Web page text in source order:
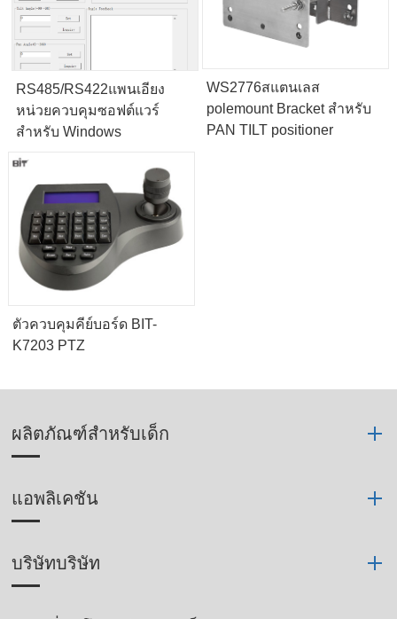
RS485/RS422แพนเอียง
หน่วยควบคุมซอฟต์แวร์
สำหรับ Windows
WS2776สแตนเลส
polemount Bracket สำหรับ
PAN TILT positioner
ตัวควบคุมคีย์บอร์ด BIT-
K7203 PTZ
ผลิตภัณฑ์สำหรับเด็ก
แอพลิเคชัน
บริษัทบริษัท